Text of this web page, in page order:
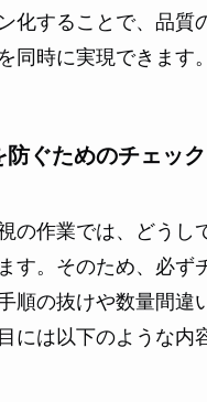
化することで、品質
同時に実現できます。
防ぐためのチェッ
の作業では、どうし
す。そのため、必ず
順の抜けや数量間違
には以下のような内